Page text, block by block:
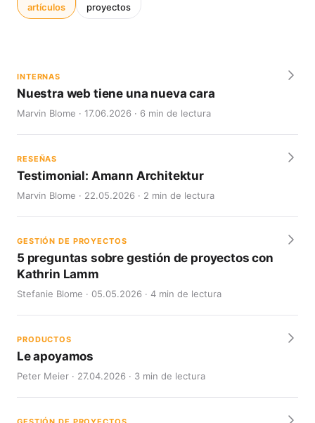
artículos
proyectos
INTERNAS
Nuestra web tiene una nueva cara
Marvin Blome · 17.06.2026 · 6 min de lectura
RESEÑAS
Testimonial: Amann Architektur
Marvin Blome · 22.05.2026 · 2 min de lectura
GESTIÓN DE PROYECTOS
5 preguntas sobre gestión de proyectos con
Kathrin Lamm
Stefanie Blome · 05.05.2026 · 4 min de lectura
PRODUCTOS
Le apoyamos
Peter Meier · 27.04.2026 · 3 min de lectura